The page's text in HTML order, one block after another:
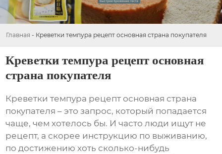
Главная - Креветки темпура рецепт основная страна покупателя
Креветки темпура рецепт основная
страна покупателя
Креветки темпура рецепт основная страна
покупателя – это запрос, который попадается
чаще, чем хотелось бы. И часто люди ищут не
рецепт, а скорее инструкцию по выживанию,
по достижению хоть сколько-нибудь